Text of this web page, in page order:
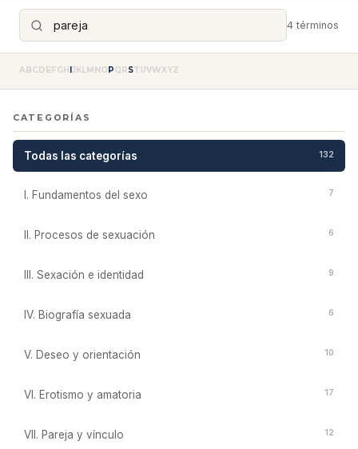
4 términos
ABCDEFGHIJKL MNOPQRSTUVWXYZ
CATEGORÍAS
Todas las categorías 132
I. Fundamentos del sexo 7
II. Procesos de sexuación 6
III. Sexación e identidad 9
IV. Biografía sexuada 6
V. Deseo y orientación 10
VI. Erotismo y amatoria 17
VII. Pareja y vínculo 12